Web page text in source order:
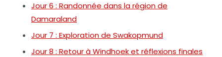
Jour 6 : Randonnée dans la région de
Damaraland
Jour 7 : Exploration de Swakopmund
Jour 8 : Retour à Windhoek et réflexions finales